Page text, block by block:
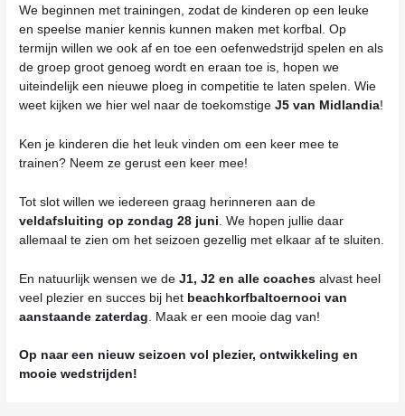
We beginnen met trainingen, zodat de kinderen op een leuke
en speelse manier kennis kunnen maken met korfbal. Op
termijn willen we ook af en toe een oefenwedstrijd spelen en als
de groep groot genoeg wordt en eraan toe is, hopen we
uiteindelijk een nieuwe ploeg in competitie te laten spelen. Wie
weet kijken we hier wel naar de toekomstigeJ5 van Midlandia!
Ken je kinderen die het leuk vinden om een keer mee te
trainen? Neem ze gerust een keer mee!
Tot slot willen we iedereen graag herinneren aan de
veldafsluiting op zondag 28 juni . We hopen jullie daar
allemaal te zien om het seizoen gezellig met elkaar af te sluiten.
En natuurlijk wensen we deJ1, J2 en alle coaches alvast heel
veel plezier en succes bij het beachkorfbaltoernooi van
aanstaande zaterdag . Maak er een mooie dag van!
Op naar een nieuw seizoen vol plezier, ontwikkeling en
mooie wedstrijden!